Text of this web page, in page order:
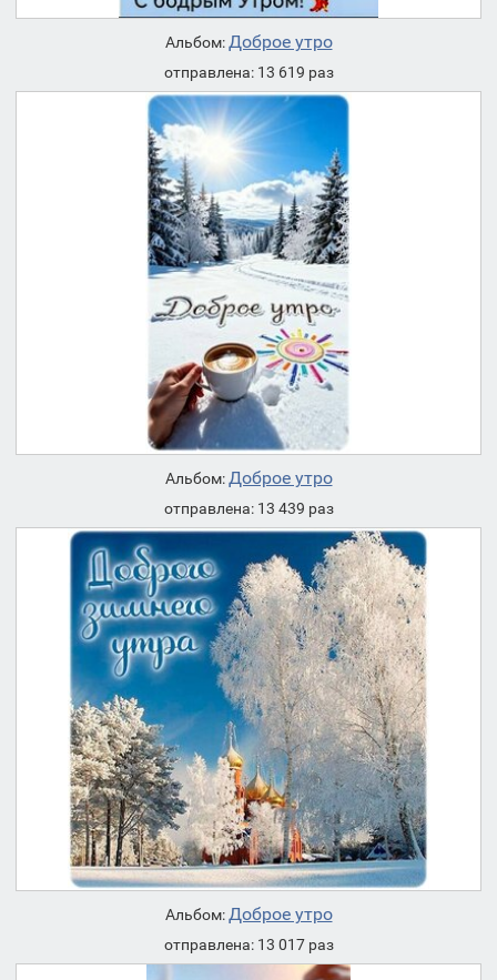
Альбом:Доброе утро
отправлена: 13 619 раз
Альбом:Доброе утро
отправлена: 13 439 раз
Альбом:Доброе утро
отправлена: 13 017 раз